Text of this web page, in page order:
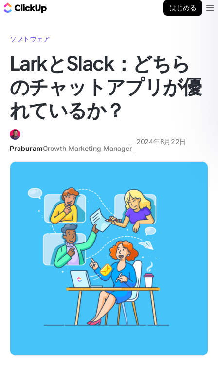
はじめる
ソフトウェア
LarkとSlack：どちら
のチャットアプリが優
れているか？
PraburamGrowth Marketing Manager
2024年8月22日